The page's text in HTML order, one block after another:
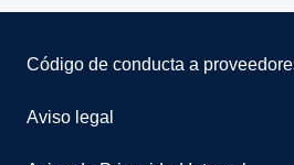
Código de conducta a
Aviso legal